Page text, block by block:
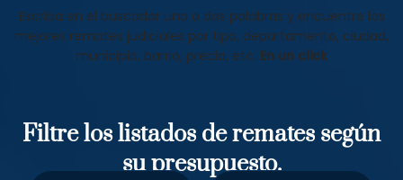
Escriba en el buscador una o dos palabras y encuentre los
mejores remates judiciales por tipo, departamento, ciudad,
municipio, barrio, precio, etc. En un click
Filtre los listados de remates según
su presupuesto.